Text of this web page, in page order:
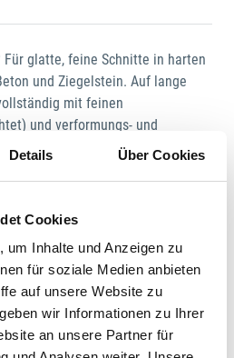
Details Über Cookies
Cookies
um Inhalte und Anzeigen zu
für soziale Medien anbieten
auf unsere Website zu
wir Informationen zu Ihrer
an unsere Partner für
glatte, feine Schnitte in harten
und Ziegelstein. Auf lange
mit feinen
und verformungs- und
verfügt über
Erwärmung und weniger
mit dem Aufspanndorn
leichten und schlüssellosen
DREHEN – KLICKEN. 6 Mal
als mit einem Standarddorn (EZ
separat erhältlich)
Rand verwendet werden. Für